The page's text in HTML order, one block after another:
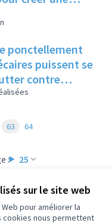
sur le site web
pour améliorer la
cookies nous permettent
à différentes
ponctellement
puissent se
contre
: 25
63 64